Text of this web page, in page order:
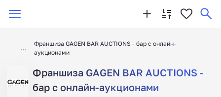
Франшиза GAGEN BAR AUCTIONS - бар с онлайн-
аукционами
Франшиза GAGEN BAR AUCTIONS -
бар с онлайн-аукционами